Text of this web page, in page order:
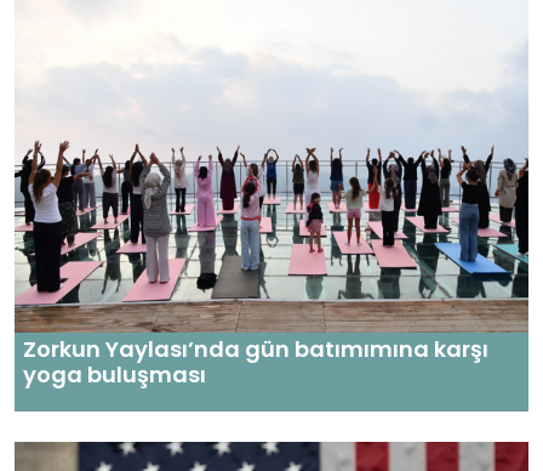
Zorkun Yaylası’nda gün batımımına karşı
yoga buluşması